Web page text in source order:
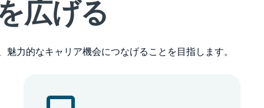
広げる
力的なキャリア機会につなげることを目指します。